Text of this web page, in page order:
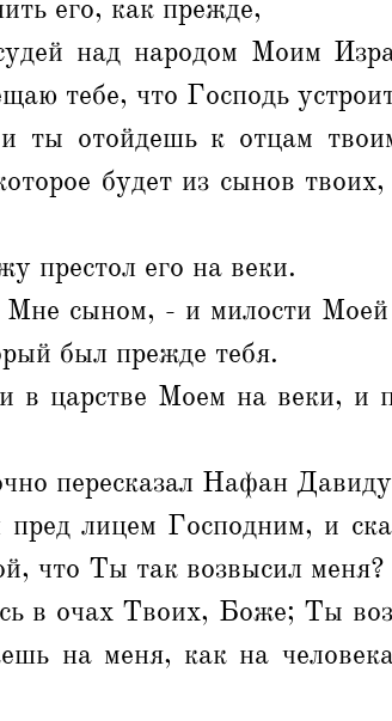
его, как прежде,
над народом Моим
тебе, что Господь
ты отойдешь к отцам
будет из сынов
престол его на веки.
сыном, - и милости
был прежде тебя.
царстве Моем на веки, и
пересказал Нафан
лицем Господним, и
что Ты так возвысил меня?
в очах Твоих, Боже; Ты
на меня, как на